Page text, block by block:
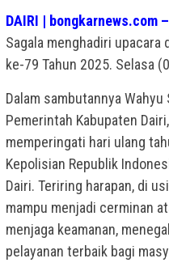
DAIRI | bongkarnews.com –
Sagala menghadiri upacara
ke-79 Tahun 2025. Selasa
Dalam sambutannya Wahyu
Pemerintah Kabupaten
memperingati hari ulang
Kepolisian Republik
Dairi. Teriring harapan, di
mampu menjadi cerminan
menjaga keamanan,
pelayanan terbaik bagi